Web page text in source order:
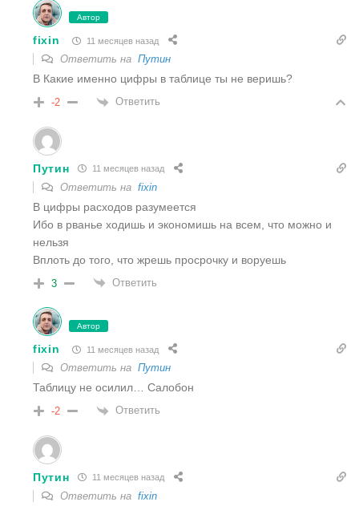
Автор
fixin 11 месяцев назад
Ответить на Путин
В Какие именно цифры в таблице ты не веришь?
-2 Ответить
Путин 11 месяцев назад
Ответить на fixin
В цифры расходов разумеется
Ибо в рванье ходишь и экономишь на всем, что можно и
нельзя
Вплоть до того, что жрешь просрочку и воруешь
3 Ответить
Автор
fixin 11 месяцев назад
Ответить на Путин
Таблицу не осилил… Салобон
-2 Ответить
Путин 11 месяцев назад
Ответить на fixin